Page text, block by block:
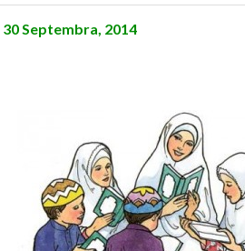
30 Septembra, 2014